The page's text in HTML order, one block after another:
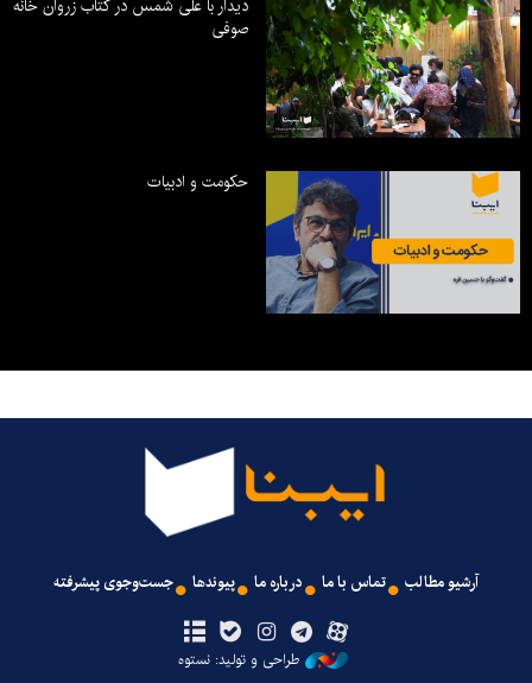
دیدار با علی شمس در کتاب زروان خانه
صوفی
حکومت و ادبیات
آرشیو مطالب تماس با ما درباره ما پیوندها جست‌وجوی پیشرفته
طراحی و تولید: نستوه